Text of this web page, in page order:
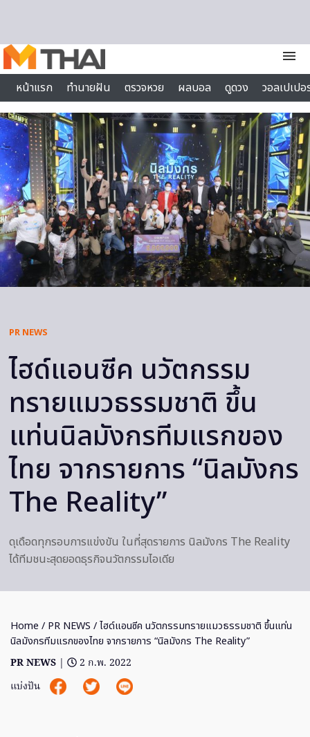
menu
หน้าแรก
ทำนายฝัน ตรวจหวย ผลบอล ดูดวง
วอลเปเป
ไลฟ์สไตล์
PR NEWS
ไฮด์แอนซีค นวัตกรรม
ทรายแมวธรรมชาติ ขึ้น
แท่นนิลมังกรทีมแรกของ
ไทย จากรายการ “นิลมังกร
The Reality”
ดุเดือดทุกรอบการแข่งขัน ในที่สุดรายการ นิลมังกร The Reality
ได้ทีมชนะสุดยอดธุรกิจนวัตกรรมไอเดีย
Home / PR NEWS / ไฮด์แอนซีค นวัตกรรมทรายแมวธรรมชาติ ขึ้นแท่น
นิลมังกรทีมแรกของไทย จากรายการ “นิลมังกร The Reality”
PR NEWS |
2 ก.พ. 2022
แบ่งปัน